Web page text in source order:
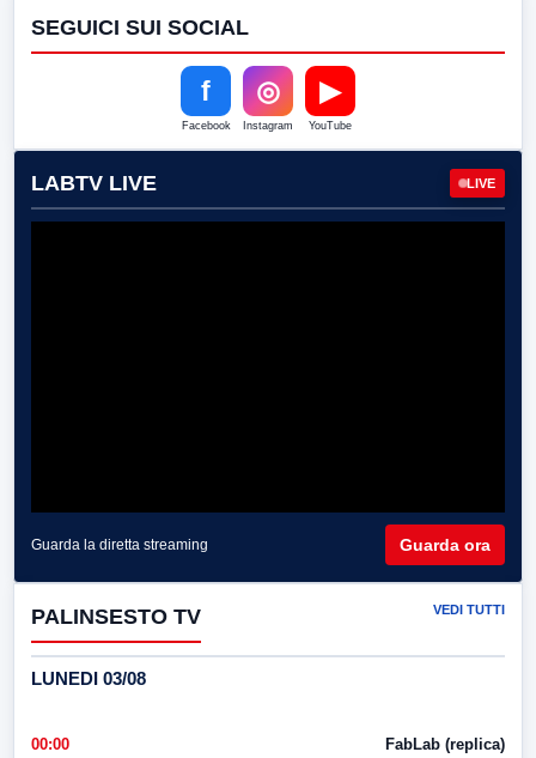
SEGUICI SUI SOCIAL
f
Facebook
◎
Instagram
▶
YouTube
LABTV LIVE LIVE
Guarda la diretta streaming Guarda ora
PALINSESTO TV VEDI TUTTI
LUNEDI 03/08
00:00 FabLab (replica)